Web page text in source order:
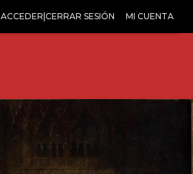
ACCEDER|CERRAR SESIÓN MI CUENTA